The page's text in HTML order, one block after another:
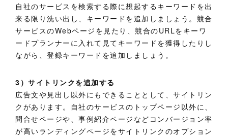
自社のサービスを検索する際に想起するキーワードを出
来る限り洗い出し、キーワードを追加しましょう。競合
サービスのWebページを見たり、競合のURLをキーワ
ードプランナーに入れて見てキーワードを獲得したりし
ながら、登録キーワードを追加しましょう。
3）サイトリンクを追加する
広告文や見出し以外にもできることとして、サイトリン
クがあります。自社のサービスのトップページ以外に、
問合せページや、事例紹介ページなどコンバージョン率
が高いランディングページをサイトリンクのオプション